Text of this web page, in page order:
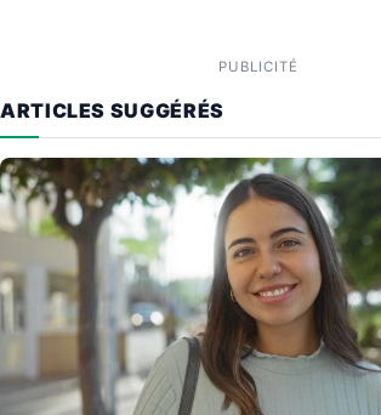
PUBLICITÉ
ARTICLES SUGGÉRÉS